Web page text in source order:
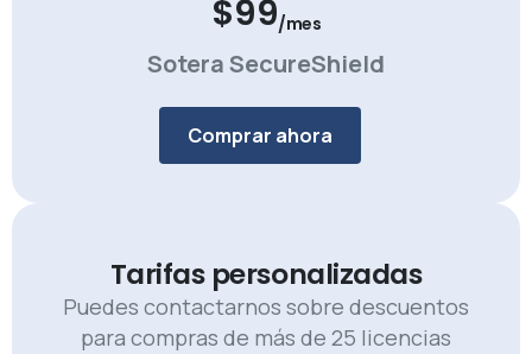
$99/mes
Sotera SecureShield
Comprar ahora
Tarifas personalizadas
Puedes contactarnos sobre descuentos
para compras de más de 25 licencias